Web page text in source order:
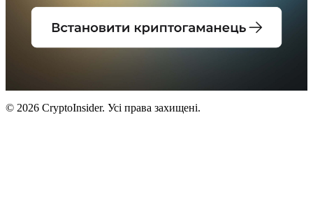
© 2026 CryptoInsider. Усі права захищені.